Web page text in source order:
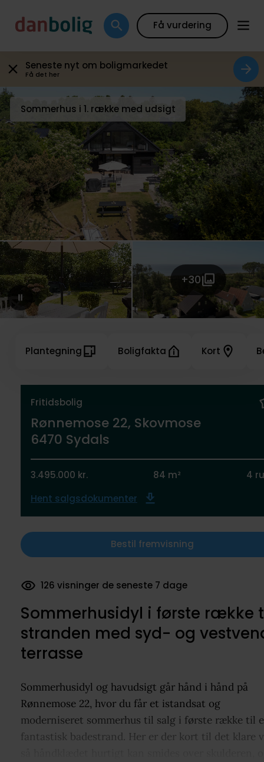
Få vurdering
Seneste nyt om boligmarkedet
Få det her
+30
Sommerhus i 1. række med udsigt
Fritidsbolig
Rønnemose 22, Skovmose
6470 Sydals
3.495.000 kr. 84 m²
4
Hent salgsdokumenter
Bestil fremvisning
Plantegning Boligfakta Kort
126 visninger de seneste 7 dage
Sommerhusidyl i første række
stranden med syd- og
terrasse
Sommerhusidyl og havudsigt går hånd i hånd på
Rønnemose 22, hvor du får et istandsat og
moderniseret sommerhus til salg i første række til
fantastisk badestrand. Her er der kort til det klare
Galleri Plantegning Boligfakta Kort